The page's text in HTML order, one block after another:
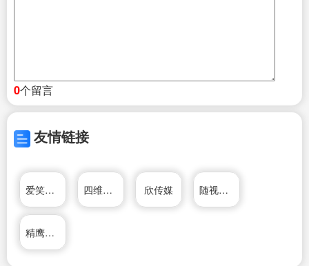
0个留言
友情链接
爱笑传媒 四维传媒 欣传媒 随视传媒
精鹰传媒